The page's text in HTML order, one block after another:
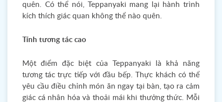
quên. Có thể nói, Teppanyaki mang lại hành trình
kích thích giác quan không thể nào quên.
Tính tương tác cao
Một điểm đặc biệt của Teppanyaki là khả năng
tương tác trực tiếp với đầu bếp. Thực khách có thể
yêu cầu điều chỉnh món ăn ngay tại bàn, tạo ra cảm
giác cá nhân hóa và thoải mái khi thưởng thức. Mỗi